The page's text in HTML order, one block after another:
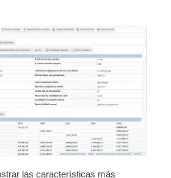
las características más